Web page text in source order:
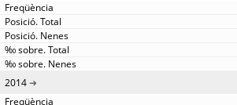
2014